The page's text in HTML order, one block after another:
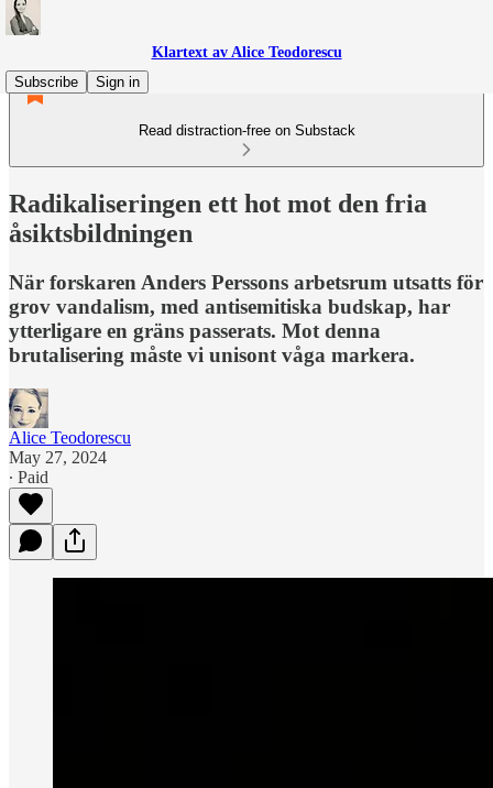
Klartext av Alice Teodorescu
Subscribe
Sign in
Read distraction-free on Substack
Radikaliseringen ett hot mot den fria
åsiktsbildningen
När forskaren Anders Perssons arbetsrum utsatts för
grov vandalism, med antisemitiska budskap, har
ytterligare en gräns passerats. Mot denna
brutalisering måste vi unisont våga markera.
Alice Teodorescu
May 27, 2024
∙ Paid